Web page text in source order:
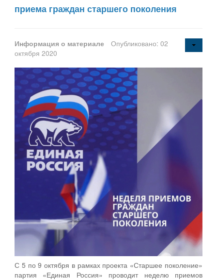
приема граждан старшего поколения
Информация о материале
Опубликовано: 02
октября 2020
С 5 по 9 октября в рамках проекта «Старшее поколение»
партия «Единая Россия» проводит неделю приемов